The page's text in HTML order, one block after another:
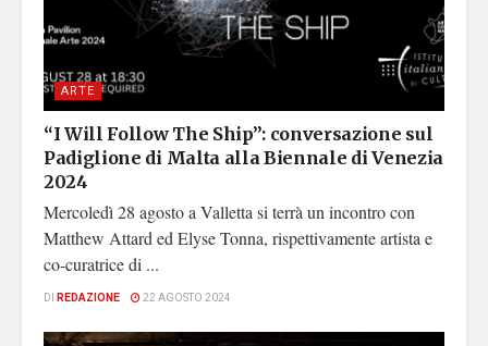
ARTE
“I Will Follow The Ship”: conversazione sul
Padiglione di Malta alla Biennale di Venezia
2024
Mercoledì 28 agosto a Valletta si terrà un incontro con
Matthew Attard ed Elyse Tonna, rispettivamente artista e
co-curatrice di ...
DI REDAZIONE 22 AGOSTO 2024